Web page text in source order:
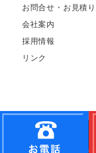
お問合せ・お見積
会社案内
採用情報
リンク
Copyright©
長崎